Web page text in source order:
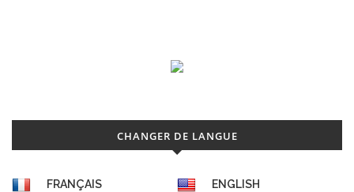
CHANGER DE LANGUE
FRANÇAIS
ENGLISH